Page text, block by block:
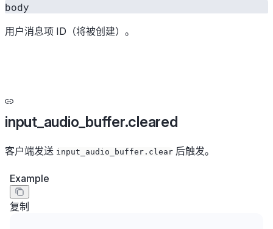
body
用户消息项 ID（将被创建）。
input_audio_buffer.cleared
客户端发送 input_audio_buffer.clear 后触发。
Example
复制